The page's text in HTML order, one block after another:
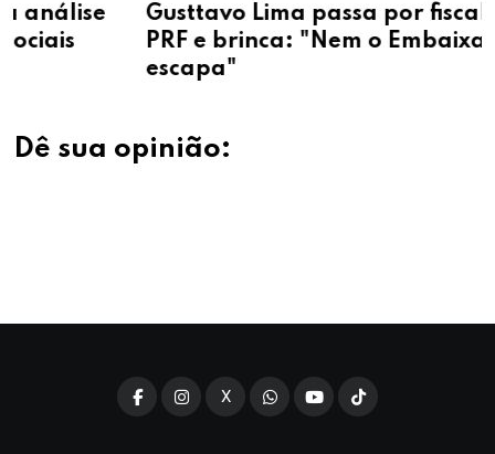
Gusttavo Lima passa por fiscalização da
PRF e brinca: "Nem o Embaixador
Dê sua opinião:
X